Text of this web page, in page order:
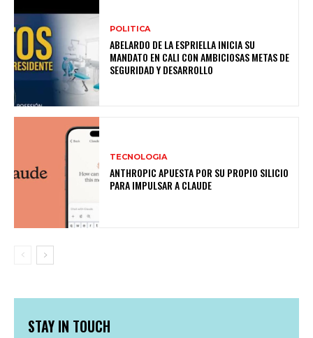
POLITICA
ABELARDO DE LA ESPRIELLA INICIA SU
MANDATO EN CALI CON AMBICIOSAS METAS DE
SEGURIDAD Y DESARROLLO
TECNOLOGIA
ANTHROPIC APUESTA POR SU PROPIO SILICIO
PARA IMPULSAR A CLAUDE
STAY IN TOUCH